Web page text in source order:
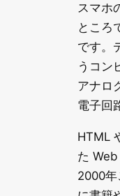
スマホ
ところ
です。
うコン
アナロ
電子回
HTML
た
2000年